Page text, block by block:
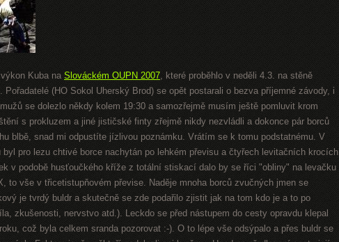
Kuba na Slováckém OUPN 2007, které proběhlo v neděli 4.3. na stěně
Pořadatelé (HO Sokol Uherský Brod) se opět postarali o bezva příjemné závody, i
se dolezlo někdy kolem 19:30 a samozřejmě musím ještě pomluvit krom
s prokluzem a jiné jističské finty zřejmě nikdy nezvládli a dokonce pár borců
blbě, snad mi odpustíte jízlivou poznámku. Vrátím se k tomu podstatnému. V
pro lezu chtivé borce nachytán po lehkém převisu a čtyřech levitačních krocích
v podobě husťoučkého kříže z totální stiskací dalo by se říci "obliny" na levačku
to vše v třicetistupňovém převise. Naděje mnoha borců zvučných jmen se
je tvrdý buldr a skutečně se zde podařilo zjistit jak na tom kdo je a to po
zkušenosti, nervstvo atd.). Leckdo se před nástupem do cesty opravdu klepal
což byla celkem sranda pozorovat :-). O to lépe vše odsýpalo a přes buldr se